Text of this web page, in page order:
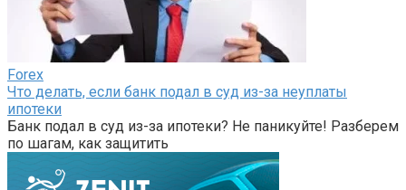
Forex
Что делать, если банк подал в суд из-за неуплаты
ипотеки
Банк подал в суд из-за ипотеки? Не паникуйте! Разберем
по шагам, как защитить